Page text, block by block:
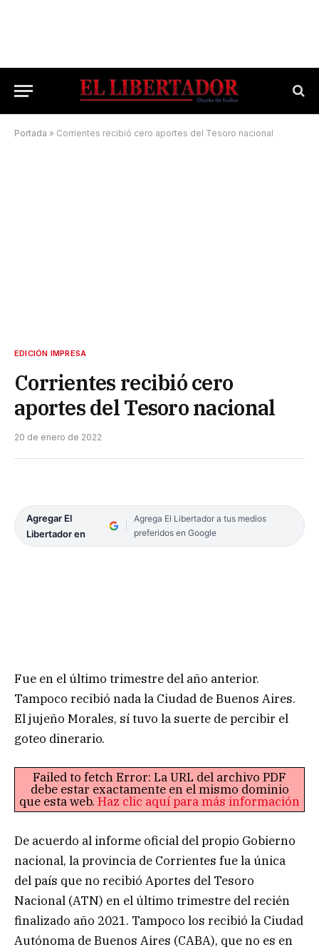
Portada » Corrientes recibió cero aportes del Tesoro nacional
EDICIÓN IMPRESA
Corrientes recibió cero
aportes del Tesoro nacional
20 de enero de 2022
Agregar El
Libertador en
Agrega El Libertador a tus medios
preferidos en Google
Fue en el último trimestre del año anterior.
Tampoco recibió nada la Ciudad de Buenos Aires.
El jujeño Morales, sí tuvo la suerte de percibir el
goteo dinerario.
Failed to fetch Error: La URL del archivo PDF
debe estar exactamente en el mismo dominio
que esta web. Haz clic aquí para más información
De acuerdo al informe oficial del propio Gobierno
nacional, la provincia de Corrientes fue la única
del país que no recibió Aportes del Tesoro
Nacional (ATN) en el último trimestre del recién
finalizado año 2021. Tampoco los recibió la Ciudad
Autónoma de Buenos Aires (CABA), que no es en